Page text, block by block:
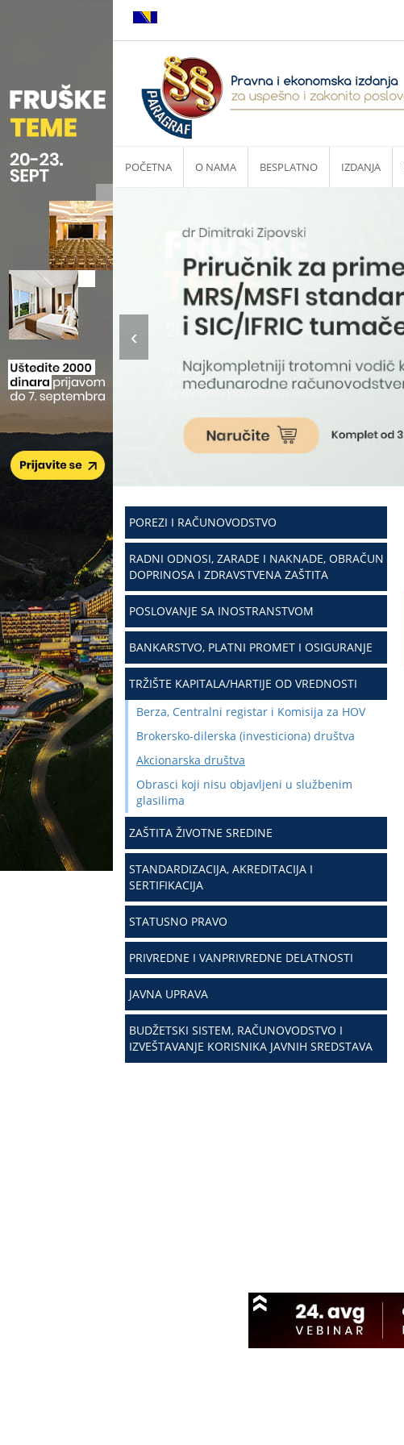
POČETNA O NAMA BESPLATNO IZDANJA
POREZI I RAČUNOVODSTVO
RADNI ODNOSI, ZARADE I NAKNADE, OBRAČUN
DOPRINOSA I ZDRAVSTVENA ZAŠTITA
POSLOVANJE SA INOSTRANSTVOM
BANKARSTVO, PLATNI PROMET I OSIGURANJE
TRŽIŠTE KAPITALA/HARTIJE OD VREDNOSTI
Berza, Centralni registar i Komisija za HOV
Brokersko-dilerska (investiciona) društva
Akcionarska društva
Obrasci koji nisu objavljeni u službenim
glasilima
ZAŠTITA ŽIVOTNE SREDINE
STANDARDIZACIJA, AKREDITACIJA I
SERTIFIKACIJA
STATUSNO PRAVO
PRIVREDNE I VANPRIVREDNE DELATNOSTI
JAVNA UPRAVA
BUDŽETSKI SISTEM, RAČUNOVODSTVO I
IZVEŠTAVANJE KORISNIKA JAVNIH SREDSTAVA